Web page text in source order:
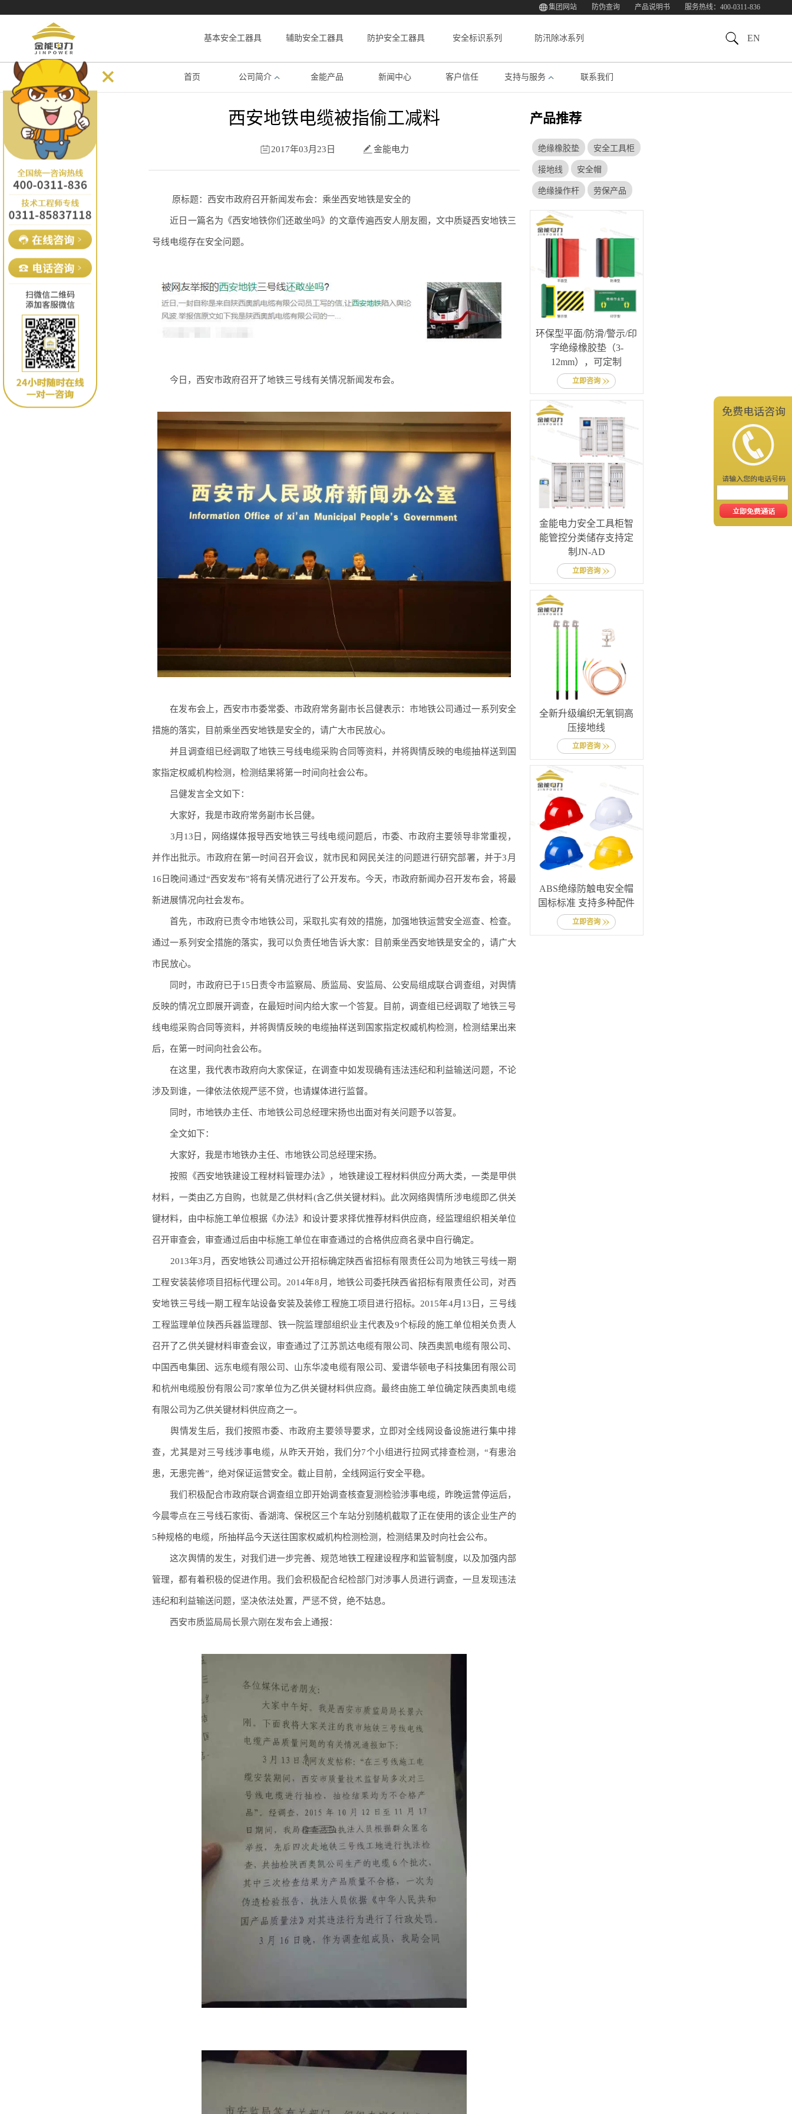
集团网站 防伪查询 产品说明书 服务热线：400-0311-836
基本安全工器具 辅助安全工器具 防护安全工器具 安全标识系列 防汛除冰系列 EN
首页 公司简介 金能产品 新闻中心 客户信任 支持与服务 联系我们
西安地铁电缆被指偷工减料
2017年03月23日 金能电力
原标题：西安市政府召开新闻发布会：乘坐西安地铁是安全的
近日一篇名为《西安地铁你们还敢坐吗》的文章传遍西安人朋友圈，文中质疑西安地铁三
号线电缆存在安全问题。
今日，西安市政府召开了地铁三号线有关情况新闻发布会。
在发布会上，西安市市委常委、市政府常务副市长吕健表示：市地铁公司通过一系列安全
措施的落实，目前乘坐西安地铁是安全的，请广大市民放心。
并且调查组已经调取了地铁三号线电缆采购合同等资料，并将舆情反映的电缆抽样送到国
家指定权威机构检测，检测结果将第一时间向社会公布。
吕健发言全文如下：
大家好，我是市政府常务副市长吕健。
3月13日，网络媒体报导西安地铁三号线电缆问题后，市委、市政府主要领导非常重视，
并作出批示。市政府在第一时间召开会议，就市民和网民关注的问题进行研究部署，并于3月
16日晚间通过“西安发布”将有关情况进行了公开发布。今天，市政府新闻办召开发布会，将最
新进展情况向社会发布。
首先，市政府已责令市地铁公司，采取扎实有效的措施，加强地铁运营安全巡查、检查。
通过一系列安全措施的落实，我可以负责任地告诉大家：目前乘坐西安地铁是安全的，请广大
市民放心。
同时，市政府已于15日责令市监察局、质监局、安监局、公安局组成联合调查组，对舆情
反映的情况立即展开调查，在最短时间内给大家一个答复。目前，调查组已经调取了地铁三号
线电缆采购合同等资料，并将舆情反映的电缆抽样送到国家指定权威机构检测，检测结果出来
后，在第一时间向社会公布。
在这里，我代表市政府向大家保证，在调查中如发现确有违法违纪和利益输送问题，不论
涉及到谁，一律依法依规严惩不贷，也请媒体进行监督。
同时，市地铁办主任、市地铁公司总经理宋扬也出面对有关问题予以答复。
全文如下：
大家好，我是市地铁办主任、市地铁公司总经理宋扬。
按照《西安地铁建设工程材料管理办法》，地铁建设工程材料供应分两大类，一类是甲供
材料，一类由乙方自购，也就是乙供材料(含乙供关键材料)。此次网络舆情所涉电缆即乙供关
键材料，由中标施工单位根据《办法》和设计要求择优推荐材料供应商，经监理组织相关单位
召开审查会，审查通过后由中标施工单位在审查通过的合格供应商名录中自行确定。
2013年3月，西安地铁公司通过公开招标确定陕西省招标有限责任公司为地铁三号线一期
工程安装装修项目招标代理公司。2014年8月，地铁公司委托陕西省招标有限责任公司，对西
安地铁三号线一期工程车站设备安装及装修工程施工项目进行招标。2015年4月13日，三号线
工程监理单位陕西兵器监理部、铁一院监理部组织业主代表及9个标段的施工单位相关负责人
召开了乙供关键材料审查会议，审查通过了江苏凯达电缆有限公司、陕西奥凯电缆有限公司、
中国西电集团、远东电缆有限公司、山东华凌电缆有限公司、爱谱华顿电子科技集团有限公司
和杭州电缆股份有限公司7家单位为乙供关键材料供应商。最终由施工单位确定陕西奥凯电缆
有限公司为乙供关键材料供应商之一。
舆情发生后，我们按照市委、市政府主要领导要求，立即对全线网设备设施进行集中排
查，尤其是对三号线涉事电缆，从昨天开始，我们分7个小组进行拉网式排查检测，“有患治
患，无患完善”，绝对保证运营安全。截止目前，全线网运行安全平稳。
我们积极配合市政府联合调查组立即开始调查核查复测检验涉事电缆，昨晚运营停运后，
今晨零点在三号线石家街、香湖湾、保税区三个车站分别随机截取了正在使用的该企业生产的
5种规格的电缆，所抽样品今天送往国家权威机构检测检测，检测结果及时向社会公布。
这次舆情的发生，对我们进一步完善、规范地铁工程建设程序和监管制度，以及加强内部
管理，都有着积极的促进作用。我们会积极配合纪检部门对涉事人员进行调查，一旦发现违法
违纪和利益输送问题，坚决依法处置，严惩不贷，绝不姑息。
西安市质监局局长景六刚在发布会上通报：
产品推荐
绝缘橡胶垫 安全工具柜
接地线 安全帽
绝缘操作杆 劳保产品
环保型平面/防滑/警示/印
字绝缘橡胶垫（3-
12mm），可定制
立即咨询
金能电力安全工具柜智
能管控分类储存支持定
制JN-AD
立即咨询
全新升级编织无氧铜高
压接地线
立即咨询
ABS绝缘防触电安全帽
国标标准 支持多种配件
立即咨询